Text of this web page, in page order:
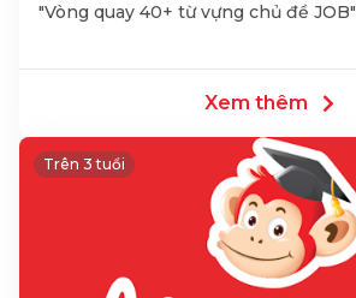
"Vòng quay 40+ từ vựng chủ đề JOB"
Xem thêm
Trên 3 tuổi